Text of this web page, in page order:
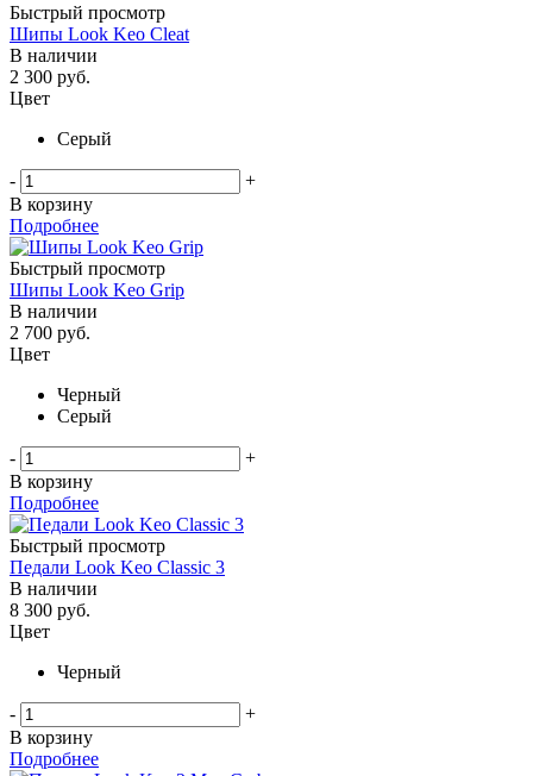
Быстрый просмотр
Шипы Look Keo Cleat
В наличии
2 300 руб.
Цвет
Серый
-
+
В корзину
Подробнее
Быстрый просмотр
Шипы Look Keo Grip
В наличии
2 700 руб.
Цвет
Черный
Серый
-
+
В корзину
Подробнее
Быстрый просмотр
Педали Look Keo Classic 3
В наличии
8 300 руб.
Цвет
Черный
-
+
В корзину
Подробнее